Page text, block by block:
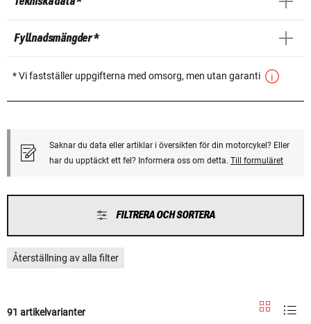
Fyllnadsmängder *
* Vi fastställer uppgifterna med omsorg, men utan garanti
Saknar du data eller artiklar i översikten för din motorcykel? Eller
har du upptäckt ett fel? Informera oss om detta. Till formuläret
FILTRERA OCH SORTERA
Återställning av alla filter
91 artikelvarianter